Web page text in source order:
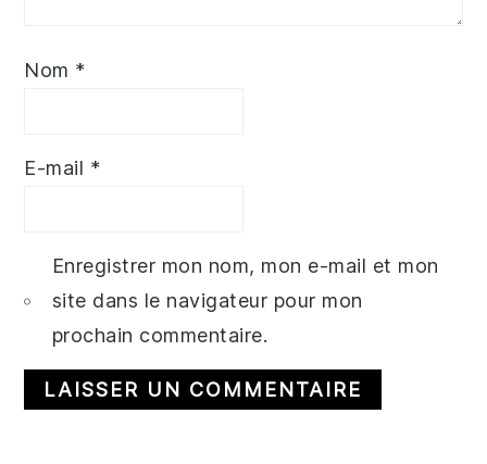
Nom *
E-mail *
Enregistrer mon nom, mon e-mail et mon
site dans le navigateur pour mon
prochain commentaire.